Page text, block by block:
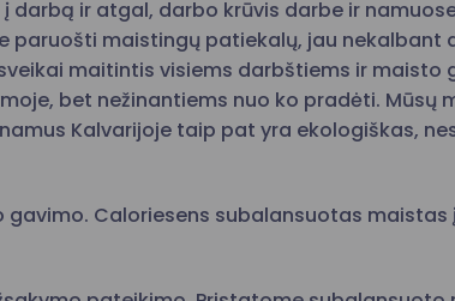
ir atgal, darbo krūvis darbe ir
paruošti maistingų patiekalų, jau nekalbant
maitintis visiems darbštiems ir maisto
bet nežinantiems nuo ko pradėti. Mūsų
Kalvarijoje taip pat yra ekologiškas,
Caloriesens subalansuotas maistas